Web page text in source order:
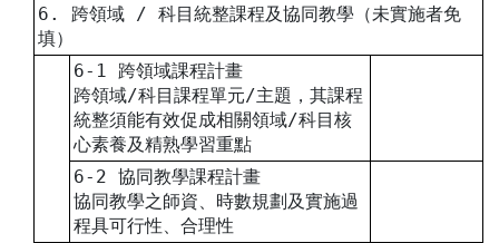
6. 跨領域 / 科目統整課程及協同教學（未實施者免
填）
6-1 跨領域課程計畫
跨領域/科目課程單元/主題，其課程
統整須能有效促成相關領域/科目核
心素養及精熟學習重點
6-2 協同教學課程計畫
協同教學之師資、時數規劃及實施過
程具可行性、合理性